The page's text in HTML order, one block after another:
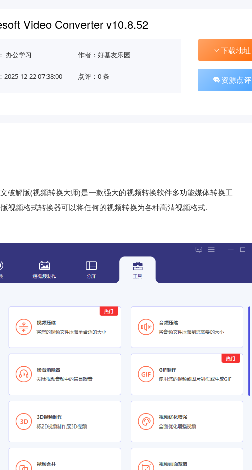
Video Converter v10.8.52
办公学习 作者：好基友乐园
2025-12-22 07:38:00 点评：0 条
下载地址
资源点评
破解版(视频转换大师)是一款强大的视频转换软件多功能媒体转换工
视频格式转换器可以将任何的视频转换为各种高清视频格式.